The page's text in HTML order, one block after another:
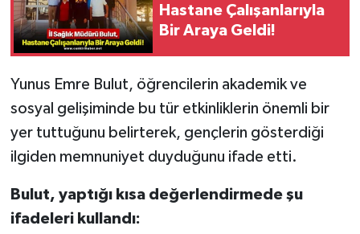
Hastane Çalışanlarıyla
Bir Araya Geldi!
Yunus Emre Bulut, öğrencilerin akademik ve
sosyal gelişiminde bu tür etkinliklerin önemli bir
yer tuttuğunu belirterek, gençlerin gösterdiği
ilgiden memnuniyet duyduğunu ifade etti.
Bulut, yaptığı kısa değerlendirmede şu
ifadeleri kullandı: